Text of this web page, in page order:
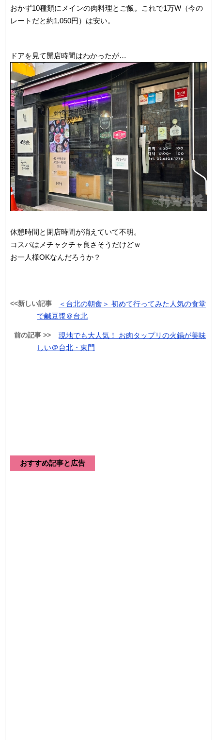
おかず10種類にメインの肉料理とご飯。これで1万W（今の
レートだと約1,050円）は安い。
ドアを見て開店時間はわかったが…
休憩時間と閉店時間が消えていて不明。
コスパはメチャクチャ良さそうだけどｗ
お一人様OKなんだろうか？
<<新しい記事
＜台北の朝食＞ 初めて行ってみた人気の食堂
で鹹豆漿＠台北
前の記事 >>
現地でも大人気！ お肉タップリの火鍋が美味
しい＠台北・東門
おすすめ記事と広告